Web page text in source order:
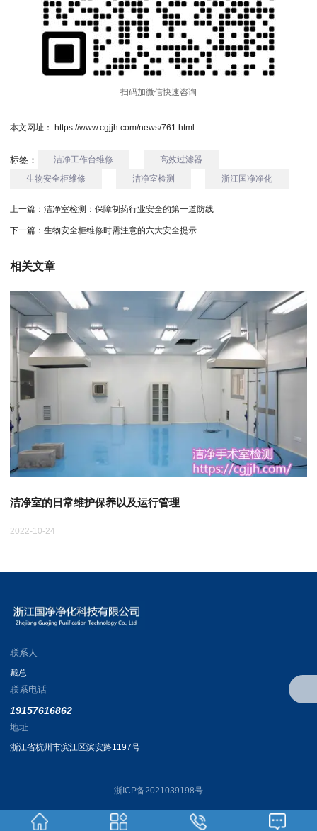
扫码加微信快速咨询
本文网址： https://www.cgjjh.com/news/761.html
标签： 洁净工作台维修
高效过滤器
生物安全柜维修
洁净室检测 浙江国净净化
上一篇： 洁净室检测：保障制药行业安全的第一道防线
下一篇： 生物安全柜维修时需注意的六大安全提示
相关文章
洁净室的日常维护保养以及运行管理
2022-10-24
联系人
戴总
联系电话
19157616862
地址
浙江省杭州市滨江区滨安路1197号
浙ICP备2021039198号